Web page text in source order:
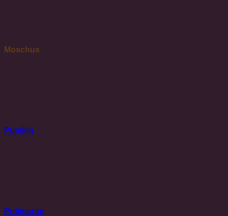
Moschus
Pumkin
Potimaron